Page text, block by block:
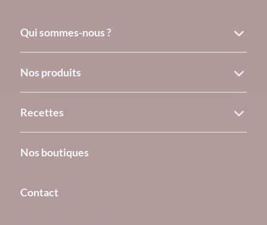
Qui sommes-nous ?
Nos produits
Recettes
Nos boutiques
Contact